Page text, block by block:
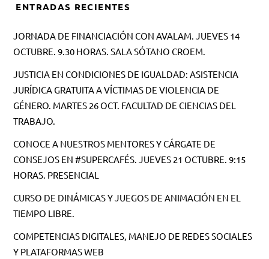
ENTRADAS RECIENTES
JORNADA DE FINANCIACIÓN CON AVALAM. JUEVES 14
OCTUBRE. 9.30 HORAS. SALA SÓTANO CROEM.
JUSTICIA EN CONDICIONES DE IGUALDAD: ASISTENCIA
JURÍDICA GRATUITA A VÍCTIMAS DE VIOLENCIA DE
GÉNERO. MARTES 26 OCT. FACULTAD DE CIENCIAS DEL
TRABAJO.
CONOCE A NUESTROS MENTORES Y CÁRGATE DE
CONSEJOS EN #SUPERCAFÉS. JUEVES 21 OCTUBRE. 9:15
HORAS. PRESENCIAL
CURSO DE DINÁMICAS Y JUEGOS DE ANIMACIÓN EN EL
TIEMPO LIBRE.
COMPETENCIAS DIGITALES, MANEJO DE REDES SOCIALES
Y PLATAFORMAS WEB